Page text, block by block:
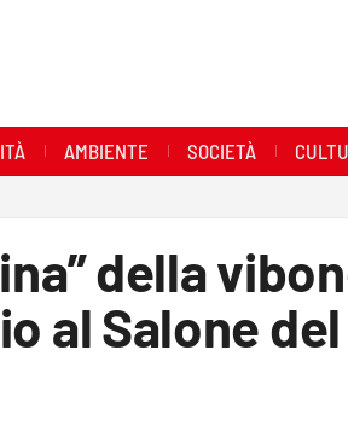
AMBIENTE SOCIETÀ
della
al Salone